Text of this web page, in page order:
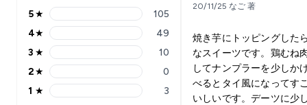
5 stars rating 105 reviews
5★ 105
4 stars rating 49 reviews
4★ 49
3 stars rating 10 reviews
3 ★ 10
2 stars rating 0 reviews
2★ 0
1 stars rating 3 reviews
1 ★ 3
20/11/25 なご 著
焼き芋にトッピングした
なスイーツです。鶏むね
してナンプラーを少しか
べるとタイ風になってす
いしいです。デーツに少